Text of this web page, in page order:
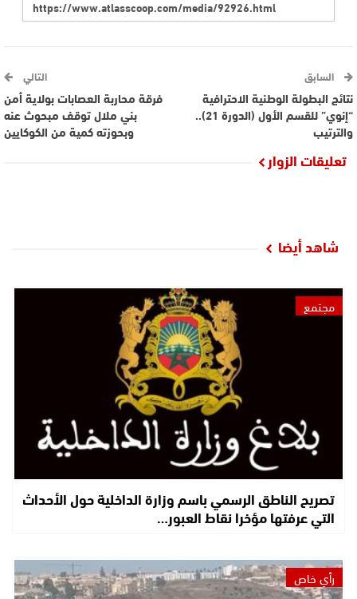
السابق
نتائج البطولة الوطنية الاحترافية
“إنوي” للقسم الأول (الدورة 21)..
والترتيب
التالي
فرقة محاربة العصابات بولاية أمن
بني ملال توقف مبحوث عنه
وبحوزته كمية من الكوكايين
تعليقات الزوار
شاهد أيضا
مجتمع
تصريح الناطق الرسمي باسم وزارة الداخلية حول الأحداث
التي عرفتها مؤخرا نقاط العبور…
رأي خاص